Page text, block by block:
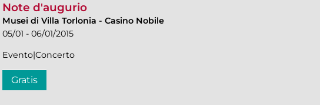
Note d'augurio
Musei di Villa Torlonia - Casino Nobile
05/01 - 06/01/2015
Evento|Concerto
Gratis